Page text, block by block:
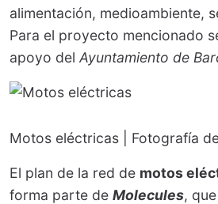
alimentación, medioambiente,
Para el proyecto mencionado
apoyo del Ayuntamiento de
Motos eléctricas | Fotografía
El plan de la red de motos
forma parte de Molecules,